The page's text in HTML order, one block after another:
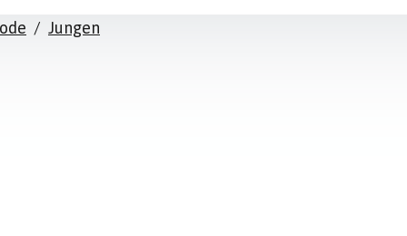
/ Jungen